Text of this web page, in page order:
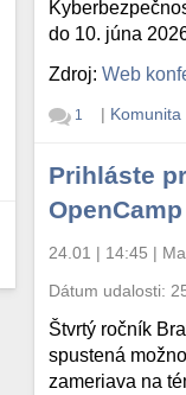
do 10. júna
Zdroj:Web
1 | Komunita
Prihláste
OpenCamp
24.01 | 14:45 |
Dátum udalosti:
Štvrtý ročník
spustená
zameriava na